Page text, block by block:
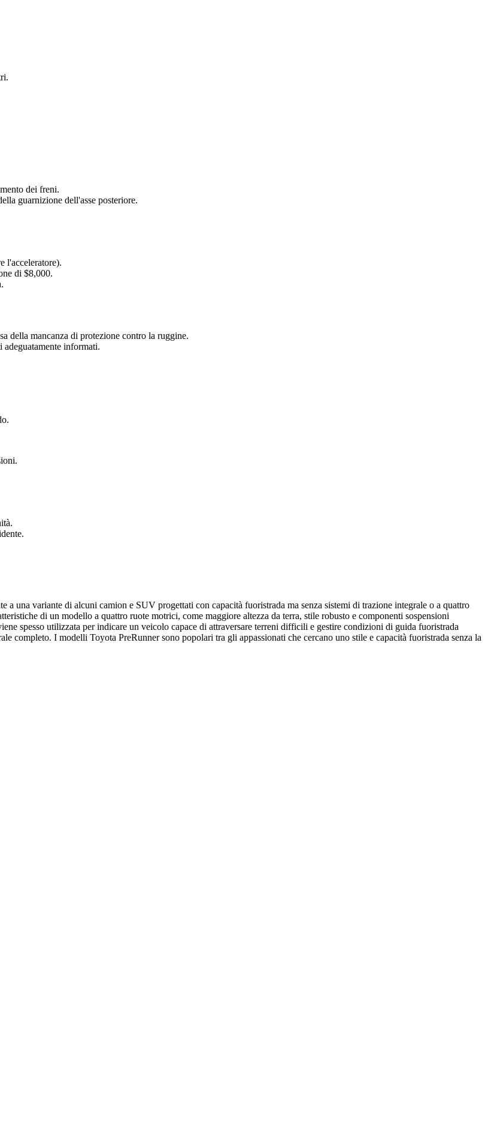
dei freni.
guarnizione dell'asse posteriore.
l'acceleratore).
di $8,000.
della mancanza di protezione contro la ruggine.
informati.
una variante di alcuni camion e SUV progettati con capacità fuoristrada ma senza sistemi di trazione integrale o a quattro
di un modello a quattro ruote motrici, come maggiore altezza da terra, stile robusto e componenti sospensioni
spesso utilizzata per indicare un veicolo capace di attraversare terreni difficili e gestire condizioni di guida fuoristrada
completo. I modelli Toyota PreRunner sono popolari tra gli appassionati che cercano uno stile e capacità fuoristrada senza la